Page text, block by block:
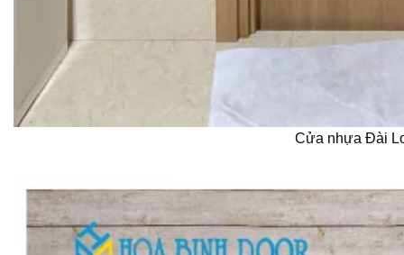
Cửa nhựa Đài